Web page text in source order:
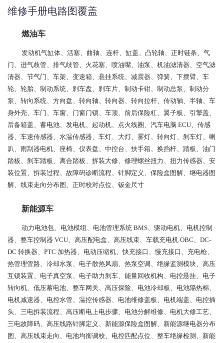
维修手册电路图覆盖
燃油车
发动机气缸体、活塞、曲轴、连杆、缸盖、凸轮轴、正时链条、气
门、进气歧管、排气歧管、火花塞、喷油嘴、油泵、机油滤清器、空气滤
清器、节气门、车架、变速箱、悬挂系统、减震器、弹簧、下摆臂、车
轮、轮胎、制动系统、刹车盘、刹车片、制动卡钳、制动总泵、制动分
泵、转向系统、方向盘、转向轴、转向器、转向拉杆、传动轴、半轴、车
身外壳、车门、车窗、门窗门锁、车顶、前后保险杠、翼子板、引擎盖、
后备箱盖、蓄电池、发电机、起动机、点火线圈、汽车电脑 ECU、传感
器、车速传感器、水温传感器、车灯、大灯、雾灯、转向灯、刹车灯、喇
叭、雨刮器电机、座椅、仪表盘、中控台、扶手箱、换挡杆、踏板、油门
踏板、刹车踏板、离合踏板、拆装大修、修理螺丝扭力、扭力传感器、安
装位置、拆装过程、故障码诊断流程、针脚定义、保险盒图解、继电器图
解、线束走向分布图、正时校对点位、钣金尺寸
新能源车
动力电池包、电池模组、电池管理系统 BMS、驱动电机、电机控制
器、整车控制器 VCU、高压配电盒、高压线束、车载充电机 OBC、DC-
DC 转换器、PTC 加热器、电动压缩机、快充接口、慢充接口、充电枪、
热管理管路、冷却水泵、电子散热风扇、热泵空调、绝缘监测模块、高压
互锁装置、电子真空泵、电子助力刹车、能量回收机构、电控悬挂、电子
转向机、低压蓄电池、整车网关、高压保险、电池冷却板、电池隔热棉、
电机减速器、电控水管、温控传感器、电池维修盖板、电机端盖、电控插
头、三电拆装流程、高压断电上电步骤、电池分解维修、电机大修工艺、
三电故障码、高压线路针脚定义、新能源保险盒图解、新能源继电器分布
图、高压线束走向、电池均衡调校、电控匹配点位、整车绝缘检测、新能